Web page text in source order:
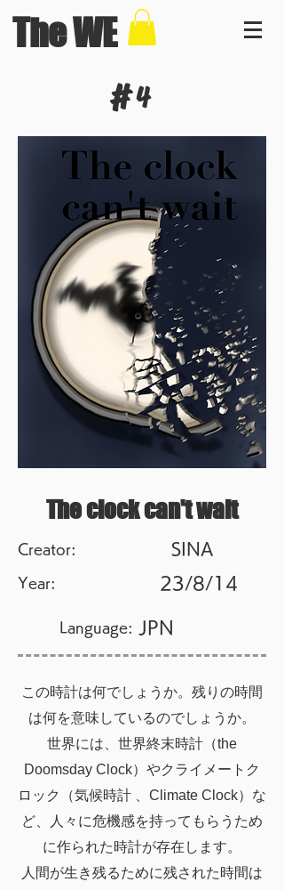
The WE
#4
The clock can't wait
Creator: SINA
Year: 23/8/14
Language: JPN
この時計は何でしょうか。残りの時間
は何を意味しているのでしょうか。
世界には、世界終末時計（the
Doomsday Clock）やクライメートク
ロック（気候時計 、Climate Clock）な
ど、人々に危機感を持ってもらうため
に作られた時計が存在します。
人間が生き残るために残された時間は